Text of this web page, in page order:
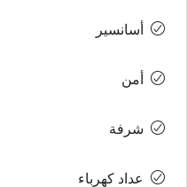
أسانسير
أمن
شرفة
عداد كهرباء